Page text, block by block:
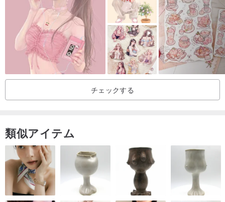
チェックする
類似アイテム